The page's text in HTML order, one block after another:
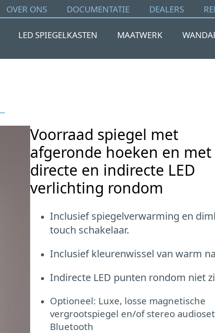
OVER ONS DOCUMENTATIE DEALERS
LED SPIEGELKASTEN MAATWERK
Voorraad spiegel met
afgeronde hoeken en met
directe en indirecte LED
verlichting rondom
Inclusief spiegelverwarming en
touch schakelaar.
Inclusief kleurenwissel van warm
Indirecte LED punten rondom niet
Optioneel: Luxe, losse magnetische
vergrootspiegel en/ofstereo
Bluetooth